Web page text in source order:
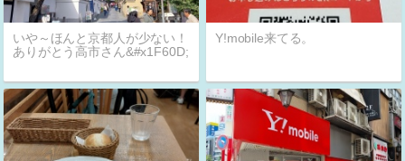
いや～ほんと京都人が少ない！
ありがとう高市さん&#x1F60D;
Y!mobile来てる。